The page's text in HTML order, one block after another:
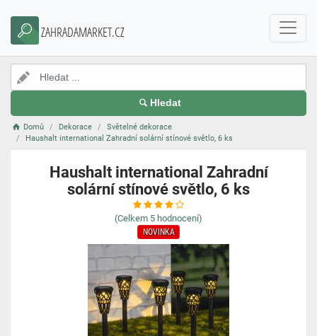
ZAHRADAMARKET.CZ
Hledat
Domů Dekorace
Světelné dekorace
Haushalt international Zahradní solární stínové světlo, 6 ks
Haushalt international Zahradní
solární stínové světlo, 6 ks
(Celkem 5 hodnocení)
NOVINKA